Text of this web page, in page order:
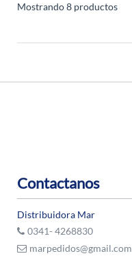
Mostrando 8 productos
Contactanos
Distribuidora Mar
0341- 4268830
marpedidos@gmail.com